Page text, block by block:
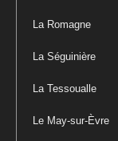
La Romagne
La Séguinière
La Tessoualle
Le May-sur-Èvre